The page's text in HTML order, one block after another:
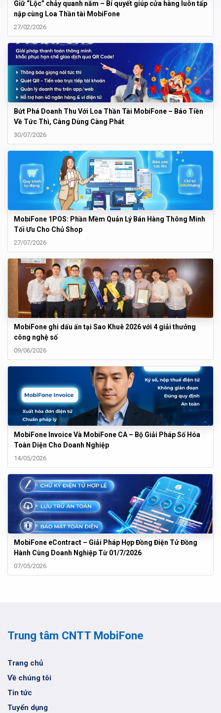
Giữ “Lộc” chảy quanh năm – Bí quyết giúp cửa hàng luôn tấp
nập cùng Loa Thần tài MobiFone
27/02/2026
Bứt Phá Doanh Thu Với Loa Thần Tài MobiFone – Báo Tiền
Về Tức Thì, Càng Dùng Càng Phát
30/07/2026
MobiFone 1POS: Phần Mềm Quản Lý Bán Hàng Thông Minh
Tối Ưu Cho Chủ Shop
27/07/2026
MobiFone ghi dấu ấn tại Sao Khuê 2026 với 4 giải thưởng
công nghệ số
09/06/2026
MobiFone Invoice Và MobiFone CA – Bộ Giải Pháp Số Hóa
Toàn Diện Cho Doanh Nghiệp
14/05/2026
MobiFone eContract – Giải Pháp Hợp Đồng Điện Tử Đồng
Hành Cùng Doanh Nghiệp Từ 01/7/2026
07/05/2026
Trung tâm CNTT MobiFone
Trang chủ
Về chúng tôi
Tin tức
Tuyển dụng